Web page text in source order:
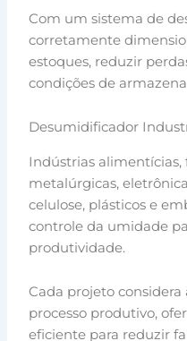
Com um sistema de
corretamente
estoques, reduzir
condições de
Desumidificador
Indústrias
metalúrgicas,
celulose, plásticos e
controle da umidade
produtividade.
Cada projeto considera
processo produtivo,
eficiente para reduzir